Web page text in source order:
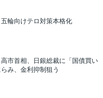
輪向けテロ対策本格化
高市首相、日銀総裁に「国債買い
み、金利抑制狙う